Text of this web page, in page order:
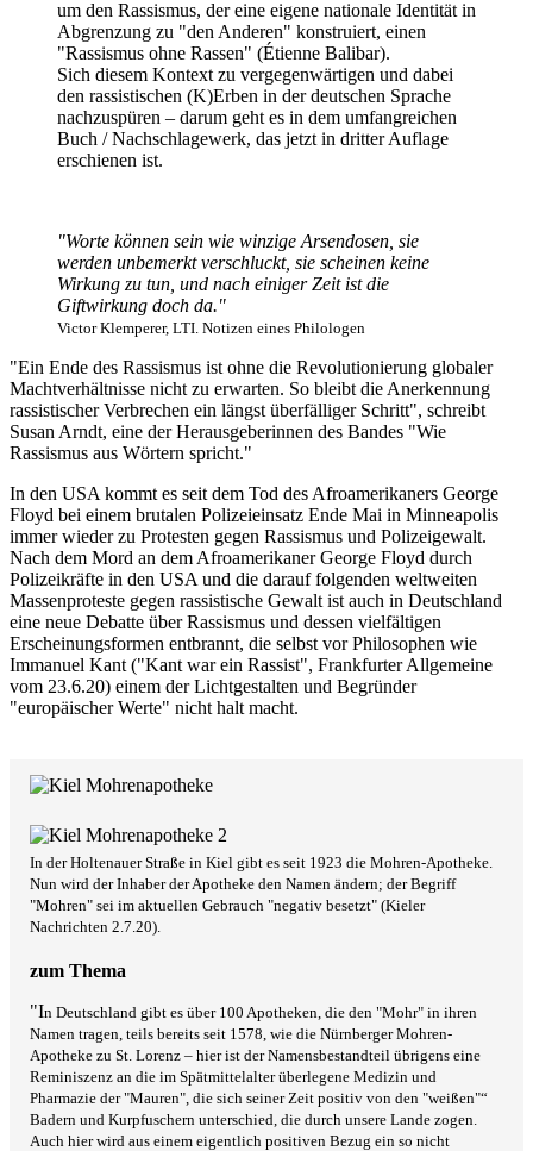
um den Rassismus, der eine eigene nationale Identität in
Abgrenzung zu "den Anderen" konstruiert, einen
"Rassismus ohne Rassen" (Étienne Balibar).
Sich diesem Kontext zu vergegenwärtigen und dabei
den rassistischen (K)Erben in der deutschen Sprache
nachzuspüren – darum geht es in dem umfangreichen
Buch / Nachschlagewerk, das jetzt in dritter Auflage
erschienen ist.
"Worte können sein wie winzige Arsendosen, sie
werden unbemerkt verschluckt, sie scheinen keine
Wirkung zu tun, und nach einiger Zeit ist die
Giftwirkung doch da."
Victor Klemperer, LTI. Notizen eines Philologen
"Ein Ende des Rassismus ist ohne die Revolutionierung globaler
Machtverhältnisse nicht zu erwarten. So bleibt die Anerkennung
rassistischer Verbrechen ein längst überfälliger Schritt", schreibt
Susan Arndt, eine der Herausgeberinnen des Bandes "Wie
Rassismus aus Wörtern spricht."
In den USA kommt es seit dem Tod des Afroamerikaners George
Floyd bei einem brutalen Polizeieinsatz Ende Mai in Minneapolis
immer wieder zu Protesten gegen Rassismus und Polizeigewalt.
Nach dem Mord an dem Afroamerikaner George Floyd durch
Polizeikräfte in den USA und die darauf folgenden weltweiten
Massenproteste gegen rassistische Gewalt ist auch in Deutschland
eine neue Debatte über Rassismus und dessen vielfältigen
Erscheinungsformen entbrannt, die selbst vor Philosophen wie
Immanuel Kant ("Kant war ein Rassist", Frankfurter Allgemeine
vom 23.6.20) einem der Lichtgestalten und Begründer
"europäischer Werte" nicht halt macht.
In der Holtenauer Straße in Kiel gibt es seit 1923 die Mohren-Apotheke.
Nun wird der Inhaber der Apotheke den Namen ändern; der Begriff
"Mohren" sei im aktuellen Gebrauch "negativ besetzt" (Kieler
Nachrichten 2.7.20).
zum Thema
"In Deutschland gibt es über 100 Apotheken, die den "Mohr" in ihren
Namen tragen, teils bereits seit 1578, wie die Nürnberger Mohren-
Apotheke zu St. Lorenz – hier ist der Namensbestandteil übrigens eine
Reminiszenz an die im Spätmittelalter überlegene Medizin und
Pharmazie der "Mauren", die sich seiner Zeit positiv von den "weißen"“
Badern und Kurpfuschern unterschied, die durch unsere Lande zogen.
Auch hier wird aus einem eigentlich positiven Bezug ein so nicht